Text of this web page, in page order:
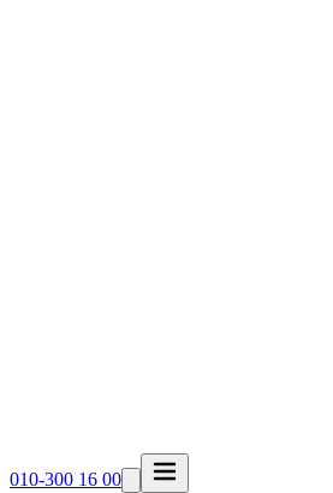
010-300 16 00